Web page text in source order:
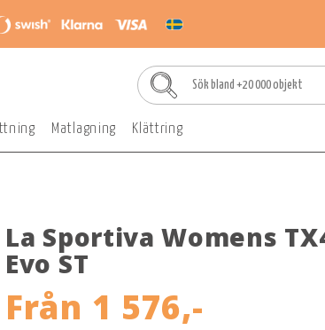
Matlagning Klättring
La Sportiva Womens
Evo ST
Från 1 576,-